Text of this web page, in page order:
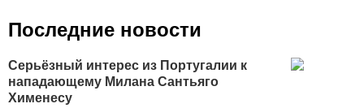
Последние новости
Серьёзный интерес из Португалии к
нападающему Милана Сантьяго
Хименесу